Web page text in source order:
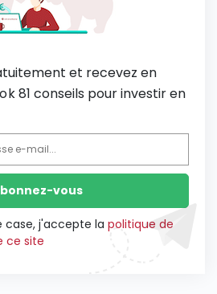
et recevez en
81 conseils pour investir en
j'accepte la politique de
ce site